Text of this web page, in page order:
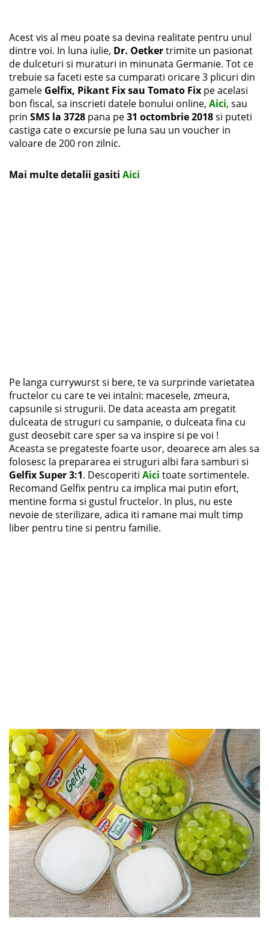
Acest vis al meu poate sa devina realitate pentru unul
dintre voi. In luna iulie, Dr. Oetkertrimite un pasionat
de dulceturi si muraturi in minunata Germanie. Tot ce
trebuie sa faceti este sa cumparati oricare 3 plicuri din
gamele Gelfix, Pikant Fix sau Tomato Fix pe acelasi
bon fiscal, sa inscrieti datele bonului online, Aici, sau
prin SMS la 3728 pana pe31 octombrie 2018si puteti
castiga cate o excursie pe luna sau un voucher in
valoare de 200 ron zilnic.
Mai multe detalii gasiti Aici
Pe langa currywurst si bere, te va surprinde varietatea
fructelor cu care te vei intalni: macesele, zmeura,
capsunile si strugurii. De data aceasta am pregatit
dulceata de struguri cu sampanie, o dulceata fina cu
gust deosebit care sper sa va inspire si pe voi !
Aceasta se pregateste foarte usor, deoarece am ales sa
folosesc la prepararea ei struguri albi fara samburi si
Gelfix Super 3:1. Descoperiti Aici toate sortimentele.
Recomand Gelfix pentru ca implica mai putin efort,
mentine forma si gustul fructelor. In plus, nu este
nevoie de sterilizare, adica iti ramane mai mult timp
liber pentru tine si pentru familie.